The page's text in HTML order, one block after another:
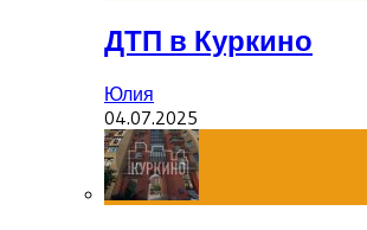
ДТП в Куркино
Юлия
04.07.2025